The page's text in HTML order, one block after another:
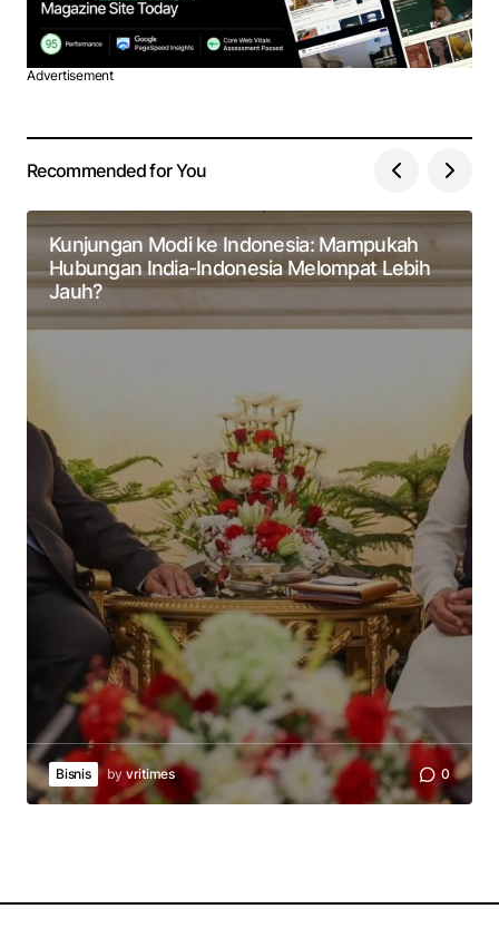
Advertisement
Recommended for You
Kunjungan Modi ke Indonesia: Mampukah
Hubungan India-Indonesia Melompat Lebih
Jauh?
Bisnis by vritimes 0